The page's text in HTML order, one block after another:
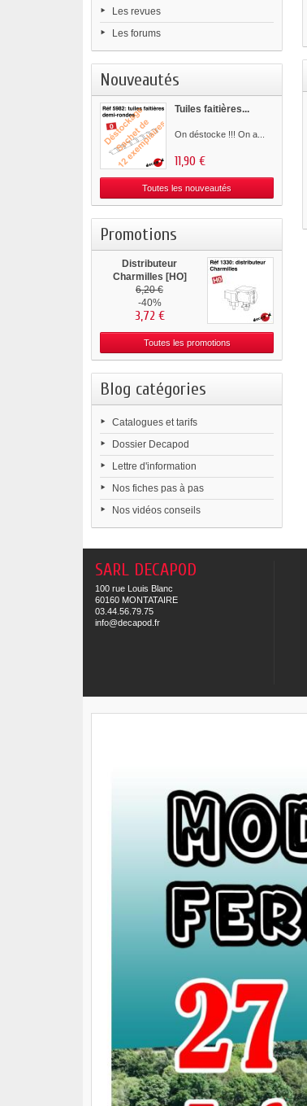
Les revues
Les forums
Nouveautés
Tuiles faitières...
On déstocke !!! On a...
11,90 €
Toutes les nouveautés
Promotions
Distributeur
Charmilles [HO]
6,20 €
-40%
3,72 €
Toutes les promotions
Blog catégories
Catalogues et tarifs
Dossier Decapod
Lettre d'information
Nos fiches pas à pas
Nos vidéos conseils
SARL DECAPOD
100 rue Louis Blanc
60160 MONTATAIRE
03.44.56.79.75
info@decapod.fr